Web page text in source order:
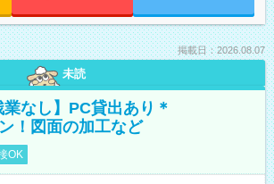
掲載日：2026.08.07
未読
業なし】PC貸出あり＊
！図面の加工など
OK